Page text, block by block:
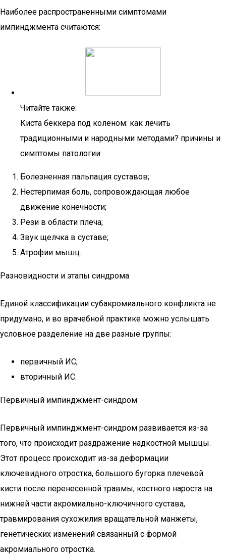
Наиболее распространенными симптомами
импинджмента считаются:
Читайте также:
Киста беккера под коленом: как лечить
традиционными и народными методами? причины и
симптомы патологии
Болезненная пальпация суставов;
Нестерпимая боль, сопровождающая любое
движение конечности;
Рези в области плеча;
Звук щелчка в суставе;
Атрофии мышц.
Разновидности и этапы синдрома
Единой классификации субакромиального конфликта не
придумано, и во врачебной практике можно услышать
условное разделение на две разные группы:
первичный ИС;
вторичный ИС.
Первичный импинджмент-синдром
Первичный импинджмент-синдром развивается из-за
того, что происходит раздражение надкостной мышцы.
Этот процесс происходит из-за деформации
ключевидного отростка, большого бугорка плечевой
кисти после перенесенной травмы, костного нароста на
нижней части акромиально-ключичного сустава,
травмирования сухожилия вращательной манжеты,
генетических изменений связанный с формой
акромиального отростка.